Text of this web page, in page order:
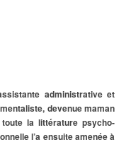
administrative et
devenue maman
la littérature psycho-
l’a ensuite amenée à